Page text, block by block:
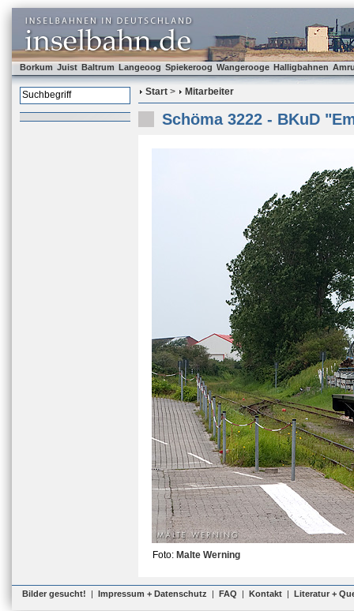
Borkum Juist Baltrum Langeoog Spiekeroog Wangerooge Halligbahnen
Start > Mitarbeiter
Schöma 3222 - BKuD
Foto: Malte Werning
Bilder gesucht! | Impressum + Datenschutz | FAQ | Kontakt | Literatur +